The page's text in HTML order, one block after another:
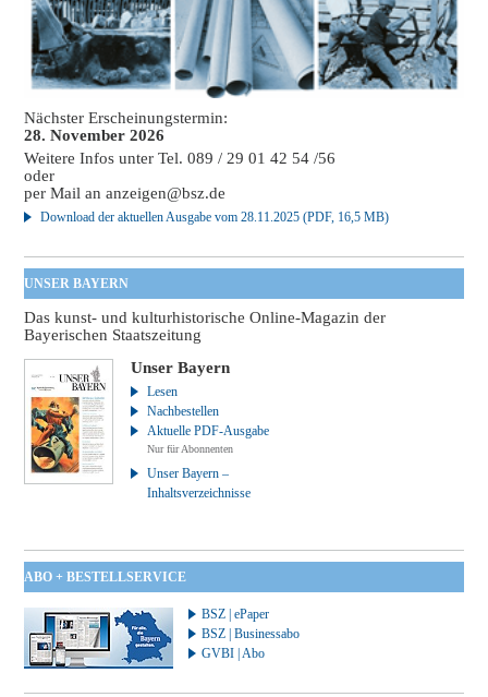
Nächster Erscheinungstermin:
28. November 2026
Weitere Infos unter Tel. 089 / 29 01 42 54 /56
oder
per Mail ananzeigen@bsz.de
Download der aktuellen Ausgabe vom 28.11.2025 (PDF, 16,5 MB)
UNSER BAYERN
Das kunst- und kulturhistorische Online-Magazin der
Bayerischen Staatszeitung
Unser Bayern
Lesen
Nachbestellen
Aktuelle PDF-Ausgabe
Nur für Abonnenten
Unser Bayern –
Inhaltsverzeichnisse
ABO + BESTELLSERVICE
BSZ | ePaper
BSZ | Businessabo
GVBI | Abo